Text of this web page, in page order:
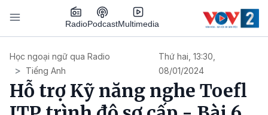
Nhảy đến nội dung
RadioPodcastMultimedia
Học ngoại ngữ qua Radio
Tiếng Anh
Thứ hai, 13:30,
08/01/2024
Hỗ trợ Kỹ năng nghe Toefl